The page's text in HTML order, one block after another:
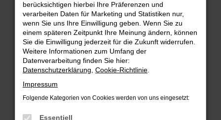
Fehler: Network Error
Beim Laden ist ein Fehler aufgetreten.
Hier sind ein paar Tipps, die dir helfen können:
Überprüfe deine Firewall und deine
Internetverbindung.
Laden andere Webseiten, zum Beispiel deine
Suchmaschine?
Prüfe deine Browsererweiterungen.
berücksichtigen hierbei Ihre Präferenzen und
verarbeiten Daten für Marketing und Statistiken nur,
wenn Sie uns Ihre Einwilligung geben. Wenn Sie zu
einem späteren Zeitpunkt Ihre Meinung ändern, können
Sie die Einwilligung jederzeit für die Zukunft widerrufen.
Weitere Informationen zum Umfang der
Datenverarbeitung finden Sie hier:
Datenschutzerklärung Cookie-Richtlinie
Impressum
Folgende Kategorien von Cookies werden von uns eingesetzt:
Essentiell